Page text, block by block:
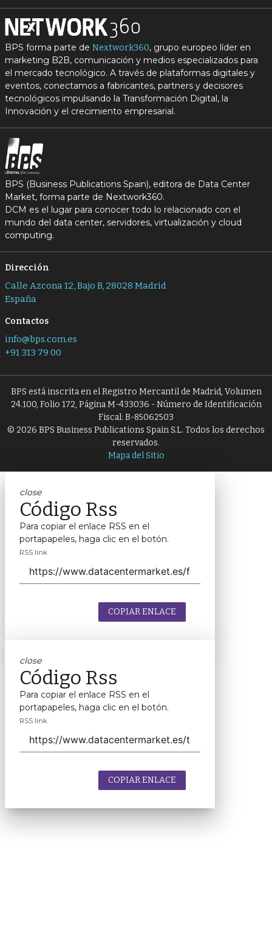
BPS forma parte de Nextwork360, grupo europeo líder en
marketing B2B, comunicación y medios especializados para
el mercado tecnológico. A través de plataformas digitales y
eventos, conectamos a fabricantes, partners y decisores
tecnológicos impulsando la Transformación Digital, la
Innovación y el crecimiento empresarial.
BPS (Business Publications Spain), editora de Data Center
Market, forma parte de Nextwork360.
DCM es el lugar para conocer todo lo relacionado con el
mundo del data center, servidores, virtualización y cloud
computing.
Dirección
Calle Azcona 12, Bajo B, 28028 Madrid
España
Contactos
info@bps.com.es
+91 313 79 00
BPS está inscrita en el Registro Mercantil de Madrid, Volumen
24.100, Folio 172, Página M-433036 - Número de Identificación
Fiscal: B-85062503
© 2026 BPS Business Publications Spain S.L. Todos los derechos
reservados.
Mapa del Sitio
close
Código Rss
Para copiar el enlace RSS en el
portapapeles, haga clic en el botón.
RSS link
COPIAR ENLACE
close
Código Rss
Para copiar el enlace RSS en el
portapapeles, haga clic en el botón.
RSS link
COPIAR ENLACE